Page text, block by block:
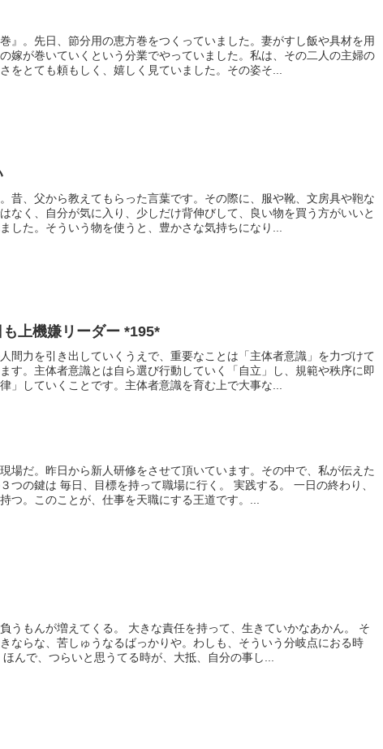
巻』。先日、節分用の恵方巻をつくっていました。妻がすし飯や具材を用
嫁が巻いていくという分業でやっていました。私は、その二人の主婦の
をとても頼もしく、嬉しく見ていました。その姿そ...
。昔、父から教えてもらった言葉です。その際に、服や靴、文房具や鞄な
なく、自分が気に入り、少しだけ背伸びして、良い物を買う方がいいと
した。そういう物を使うと、豊かさな気持ちになり...
上機嫌リーダー *195*
間力を引き出していくうえで、重要なことは「主体者意識」を力づけて
す。主体者意識とは自ら選び行動していく「自立」し、規範や秩序に即
」していくことです。主体者意識を育む上で大事な...
場だ。昨日から新人研修をさせて頂いています。その中で、私が伝えた
つの鍵は 毎日、目標を持って職場に行く。 実践する。 一日の終わり、
つ。このことが、仕事を天職にする王道です。...
うもんが増えてくる。 大きな責任を持って、生きていかなあかん。 そ
ならな、苦しゅうなるばっかりや。わしも、そういう分岐点におる時
んで、つらいと思うてる時が、大抵、自分の事し...